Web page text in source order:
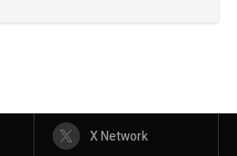
X Network